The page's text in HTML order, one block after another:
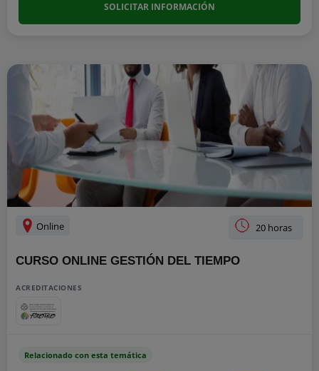
SOLICITAR INFORMACIÓN
Online 20 horas
CURSO ONLINE GESTIÓN DEL TIEMPO
ACREDITACIONES
Relacionado con esta temática